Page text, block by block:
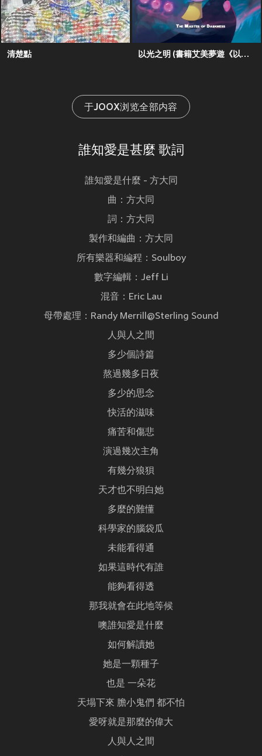
清楚點 以光之明 (書籍艾美夢遊《以光之明》主題曲)
于JOOX浏览全部内容
誰知愛是甚麼 歌詞
誰知愛是什麼 - 方大同
曲：方大同
詞：方大同
製作和編曲：方大同
所有樂器和編程：Soulboy
數字編輯：Jeff Li
混音：Eric Lau
母帶處理：Randy Merrill@Sterling Sound
人與人之間
多少個詩篇
熬過幾多日夜
多少的思念
快活的滋味
痛苦和傷悲
演過幾次主角
有幾分狼狽
天才也不明白她
多麼的難懂
科學家的腦袋瓜
未能看得通
如果這時代有誰
能夠看得透
那我就會在此地等候
噢誰知愛是什麼
如何解讀她
她是一顆種子
也是 一朵花
天塌下來 膽小鬼們 都不怕
愛呀就是那麼的偉大
人與人之間